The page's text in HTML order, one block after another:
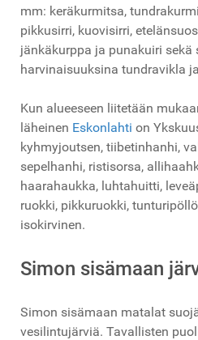
mm: keräkurmitsa,
pikkusirri, kuovisirri,
jänkäkurppa ja punakuiri sekä
harvinaisuuksina tundravikla
Kun alueeseen liitetään
läheinen Eskonlahti on
kyhmyjoutsen, tiibetinhanhi,
sepelhanhi, ristisorsa,
haarahaukka, luhtahuitti,
ruokki, pikkuruokki,
isokirvinen.
Simon sisämaan
Simon sisämaan matalat
vesilintujärviä. Tavallisten